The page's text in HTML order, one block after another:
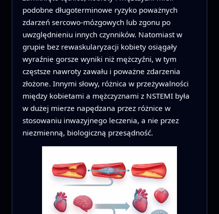
podobne długoterminowe ryzyko poważnych
zdarzeń sercowo‑mózgowych lub zgonu po
uwzględnieniu innych czynników. Natomiast w
grupie bez rewaskularyzacji kobiety osiągały
wyraźnie gorsze wyniki niż mężczyźni, w tym
częstsze nawroty zawału i poważne zdarzenia
złożone. Innymi słowy, różnica w przeżywalności
między kobietami a mężczyznami z NSTEMI była
w dużej mierze napędzana przez różnice w
stosowaniu inwazyjnego leczenia, a nie przez
niezmienną, biologiczną przesądność.